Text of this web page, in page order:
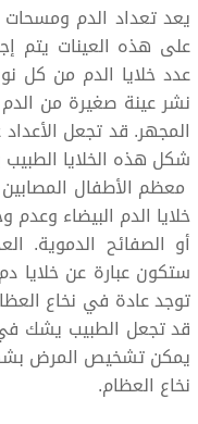
يعد تعداد الدم ومسحات
عدد خلايا الدم من كل
نشر عينة صغيرة من
المجهر. قد تجعل الأعداد
شكل هذه الخلايا
معظم الأطفال
خلايا الدم البيضاء
أو الصفائح الدموية.
توجد عادة في نخاع
قد تجعل الطبيب يشك
يمكن تشخيص المرض
نخاع العظام.